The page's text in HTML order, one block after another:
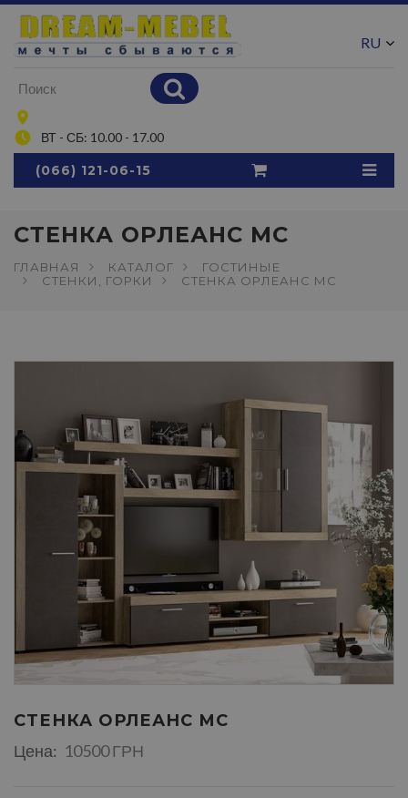
ВТ - СБ: 10.00 - 17.00
RU
(066) 121-06-15
СТЕНКА ОРЛЕАНС МС
ГЛАВНАЯ КАТАЛОГ
ГОСТИНЫЕ
СТЕНКИ, ГОРКИ
СТЕНКА ОРЛЕАНС МС
СТЕНКА ОРЛЕАНС МС
Цена: 10500 ГРН